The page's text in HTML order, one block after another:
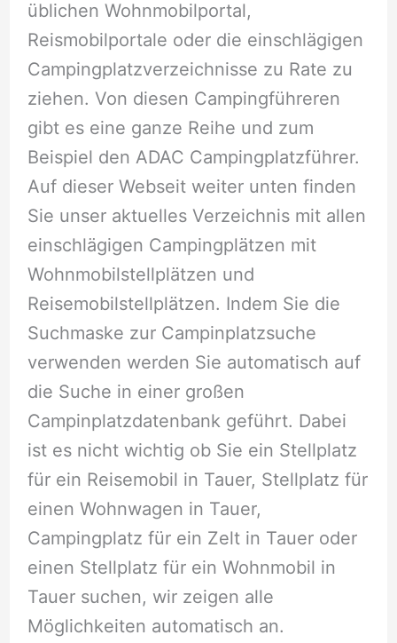
üblichen Wohnmobilportal,
Reismobilportale oder die einschlägigen
Campingplatzverzeichnisse zu Rate zu
ziehen. Von diesen Campingführeren
gibt es eine ganze Reihe und zum
Beispiel den ADAC Campingplatzführer.
Auf dieser Webseit weiter unten finden
Sie unser aktuelles Verzeichnis mit allen
einschlägigen Campingplätzen mit
Wohnmobilstellplätzen und
Reisemobilstellplätzen. Indem Sie die
Suchmaske zur Campinplatzsuche
verwenden werden Sie automatisch auf
die Suche in einer großen
Campinplatzdatenbank geführt. Dabei
ist es nicht wichtig ob Sie ein Stellplatz
für ein Reisemobil in Tauer, Stellplatz für
einen Wohnwagen in Tauer,
Campingplatz für ein Zelt in Tauer oder
einen Stellplatz für ein Wohnmobil in
Tauer suchen, wir zeigen alle
Möglichkeiten automatisch an.